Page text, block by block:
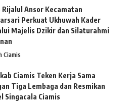
Rijalul Ansor Kecamatan
Perkuat Ukhuwah Kader
Majelis Dzikir dan Silaturahmi
Ciamis
Ciamis Teken Kerja Sama
Tiga Lembaga dan Resmikan
Singacala Ciamis